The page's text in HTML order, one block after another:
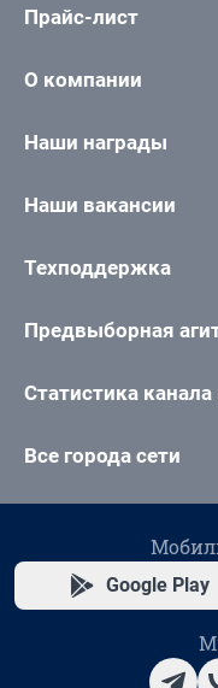
Прайс-лист
О компании
Наши награды
Наши вакансии
Техподдержка
Предвыборная
Статистика канала
Все города сети
Google Play